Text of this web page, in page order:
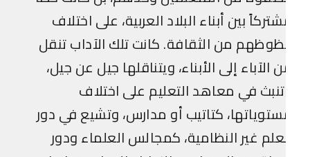
بين أبناء البلاد العربية، على اختلاف
من الثقافة. كانت تلك الآداب تنقل
الآباء إلى الأبناء، ويتناقلها جيل عن جيل،
في معاهد التعليم على اختلاف
كتاتيب أو مدارس، وتشيع في دور
غير النظامية، كمجالس العلماء ودور